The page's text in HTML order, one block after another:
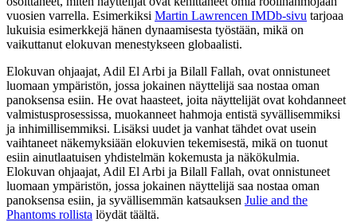
vuosien varrella. Esimerkiksi Martin Lawrencen IMDb-sivu tarjoaa
lukuisia esimerkkejä hänen dynaamisesta työstään, mikä on
vaikuttanut elokuvan menestykseen globaalisti.
Elokuvan ohjaajat, Adil El Arbi ja Bilall Fallah, ovat onnistuneet
luomaan ympäristön, jossa jokainen näyttelijä saa nostaa oman
panoksensa esiin. He ovat haasteet, joita näyttelijät ovat kohdanneet
valmistusprosessissa, muokanneet hahmoja entistä syvällisemmiksi
ja inhimillisemmiksi. Lisäksi uudet ja vanhat tähdet ovat usein
vaihtaneet näkemyksiään elokuvien tekemisestä, mikä on tuonut
esiin ainutlaatuisen yhdistelmän kokemusta ja näkökulmia.
Elokuvan ohjaajat, Adil El Arbi ja Bilall Fallah, ovat onnistuneet
luomaan ympäristön, jossa jokainen näyttelijä saa nostaa oman
panoksensa esiin, ja syvällisemmän katsauksen Julie and the
Phantoms rollista löydät täältä.